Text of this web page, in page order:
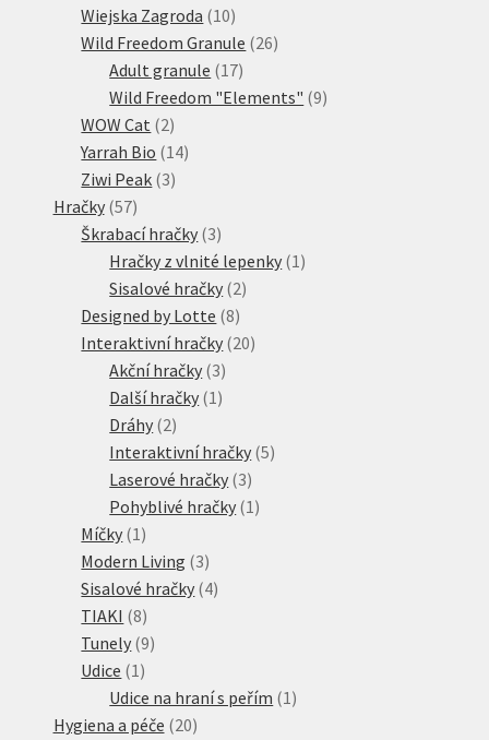
Wiejska Zagroda 1010
produktů
Wild Freedom Granule 2626
Adult granule 1717
produktů
Wild Freedom "Elements" 99
WOW Cat 22
produkty
Yarrah Bio 1414
Ziwi Peak 33
Hračky 5757
produktů
Škrabací hračky 33
produkty
Hračky z vlnité lepenky 1 1
Sisalové hračky 22
Designed by Lotte 88
produktů
Interaktivní hračky 2020
Akční hračky 33
produkty
Další hračky 1 1
Dráhy 22
produkty
Interaktivní hračky 55
Laserové hračky 33
produkty
Pohyblivé hračky 1 1
Míčky 1 1
produkt
Modern Living 33
produkty
Sisalové hračky 44
TIAKI 88
produktů
Tunely 99
Udice 1 1
produkt
Udice na hraní s peřím 1 1
Hygiena a péče 2020